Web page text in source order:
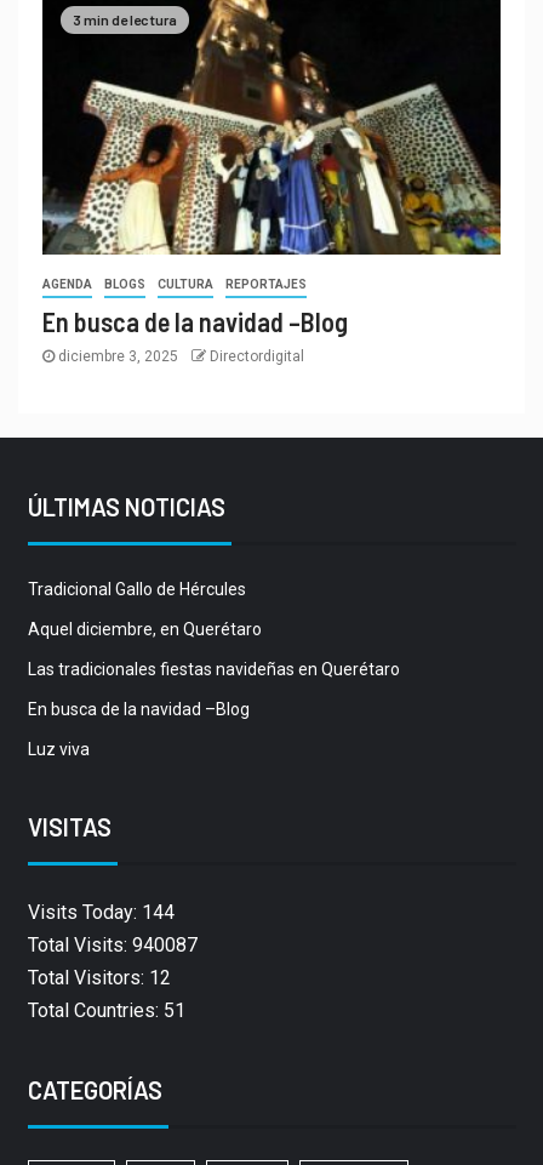
3 min de lectura
AGENDA BLOGS CULTURA REPORTAJES
En busca de la navidad –Blog
diciembre 3, 2025 Directordigital
ÚLTIMAS NOTICIAS
Tradicional Gallo de Hércules
Aquel diciembre, en Querétaro
Las tradicionales fiestas navideñas en Querétaro
En busca de la navidad –Blog
Luz viva
VISITAS
Visits Today: 144
Total Visits: 940087
Total Visitors: 12
Total Countries: 51
CATEGORÍAS